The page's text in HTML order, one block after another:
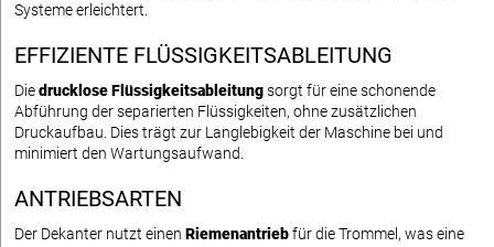
Systeme erleichtert.
EFFIZIENTE FLÜSSIGKEITSABLEITUNG
Diedrucklose Flüssigkeitsableitungsorgt für eine schonende
Abführung der separierten Flüssigkeiten, ohne zusätzlichen
Druckaufbau. Dies trägt zur Langlebigkeit der Maschine bei und
minimiert den Wartungsaufwand.
ANTRIEBSARTEN
Der Dekanter nutzt einen Riemenantriebfür die Trommel, was eine